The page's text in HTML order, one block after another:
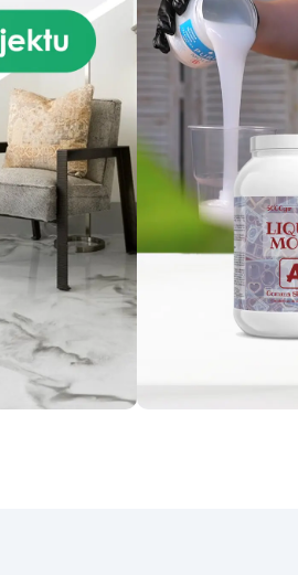
epoksydowej,
zapewnia
odporną na
utrzymania w
instalacji i
profesjonalny
jest idealny
projektów
do
swoją kuchnię
funkcjonalną
naszemu
Galaxy do
żywicy
aby Twoja
blaskiem